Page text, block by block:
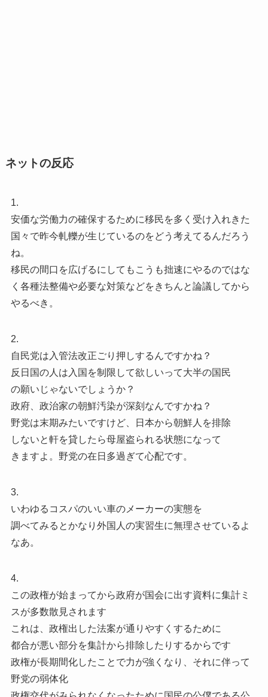
ネットの反応
1.
安価な労働力の確保するために移民を多く受け入れきた
国々で昨今軋轢が生じているのをどう考えてるんだろう
ね。
移民の間口を広げるにしてもこうも拙速にやるのではな
く各種法整備や必要な対策などをきちんと論議してから
やるべき。
2.
自民党は入管法改正ごり押しするんですかね？
反日国の人は入国を制限して欲しいって大半の国民
の願いじゃないでしょうか？
政府、政治家の朝鮮汚染が深刻なんですかね？
野党は末期みたいですけど、日本から朝鮮人を排除
しないと軒を貸したら母屋盗られる状態になって
きますよ。野党の在日多過ぎて心配です。
3.
いわゆるコスパのいい車のメーカーの実態を
調べてみるとかなり外国人の実習生に無理させているよ
なあ。
4.
この政権が始まってから政府が国会に出す資料に集計ミ
スが多数散見されます
これは、政権出した法案が通りやすくするために
都合が悪い部分を集計から排除したりするからです
政権が長期間化したことで力が強くなり、それに伴って
野党の弱体化